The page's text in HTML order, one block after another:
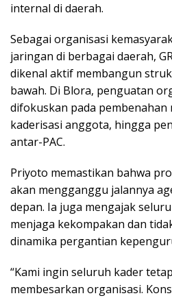
internal di daerah.
Sebagai organisasi
jaringan di berbagai daerah,
dikenal aktif membangun
bawah. Di Blora, penguatan
difokuskan pada pembenahan
kaderisasi anggota, hingga
antar-PAC.
Priyoto memastikan bahwa
akan mengganggu jalannya
depan. Ia juga mengajak
menjaga kekompakan dan
dinamika pergantian
“Kami ingin seluruh kader
membesarkan organisasi.